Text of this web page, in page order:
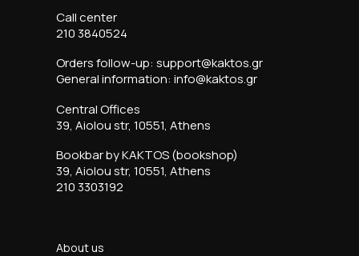
Call center
210 3840524
Orders follow-up: support@kaktos.gr
General information: info@kaktos.gr
Central Offices
39, Aiolou str, 10551, Athens
Bookbar by KAKTOS (bookshop)
39, Aiolou str, 10551, Athens
210 3303192
About us